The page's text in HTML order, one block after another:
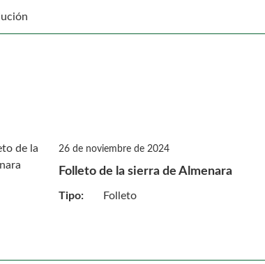
26 de noviembre de 2024
Folleto de la sierra de Almenara
Tipo: Folleto